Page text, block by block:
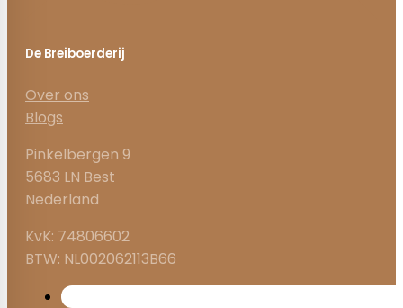
De Breiboerderij
Over ons
Blogs
Pinkelbergen 9
5683 LN Best
Nederland
KvK: 74806602
BTW: NL002062113B66